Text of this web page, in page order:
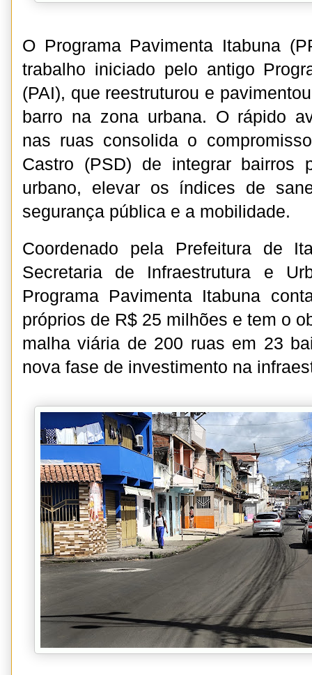
O Programa Pavimenta Itabuna
trabalho iniciado pelo antigo
(PAI), que reestruturou e
barro na zona urbana. O rápido
nas ruas consolida o
Castro (PSD) de integrar bairros
urbano, elevar os índices de
segurança pública e a mobilidade.
Coordenado pela Prefeitura de
Secretaria de Infraestrutura e
Programa Pavimenta Itabuna
próprios de R$ 25 milhões e tem o
malha viária de 200 ruas em 23
nova fase de investimento na